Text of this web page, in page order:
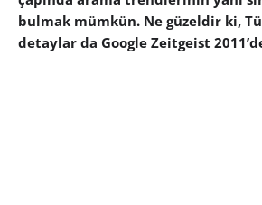
bulmak mümkün. Ne güzeldir ki,
detaylar da Google Zeitgeist